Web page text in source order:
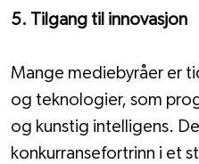
5. Tilgang til innovasjon
Mange mediebyråer er
og teknologier, som
og kunstig intelligens.
konkurransefortrinn i et